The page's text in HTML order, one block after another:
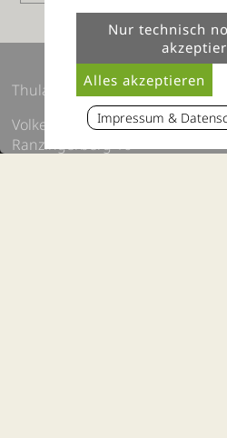
Thula Wellnesshotel Bayerischer
Volker Thum e.K
Ranzingerberg 16
Impressum &